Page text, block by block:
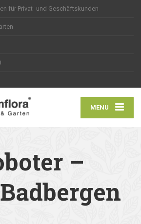
für Privat- und Geschäftskunden
MENU
–